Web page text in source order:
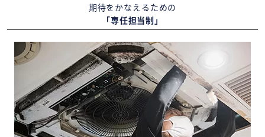
期待をかなえるための
「専任担当制」